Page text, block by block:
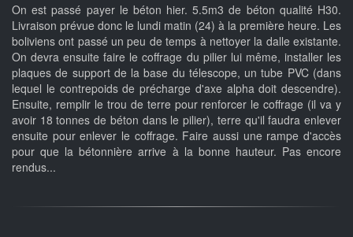
On est passé payer le béton hier. 5.5m3 de béton qualité H30.
Livraison prévue donc le lundi matin (24) à la première heure. Les
boliviens ont passé un peu de temps à nettoyer la dalle existante.
On devra ensuite faire le coffrage du pilier lui même, installer les
plaques de support de la base du télescope, un tube PVC (dans
lequel le contrepoids de précharge d'axe alpha doit descendre).
Ensuite, remplir le trou de terre pour renforcer le coffrage (il va y
avoir 18 tonnes de béton dans le pilier), terre qu'il faudra enlever
ensuite pour enlever le coffrage. Faire aussi une rampe d'accès
pour que la bétonnière arrive à la bonne hauteur. Pas encore
rendus...